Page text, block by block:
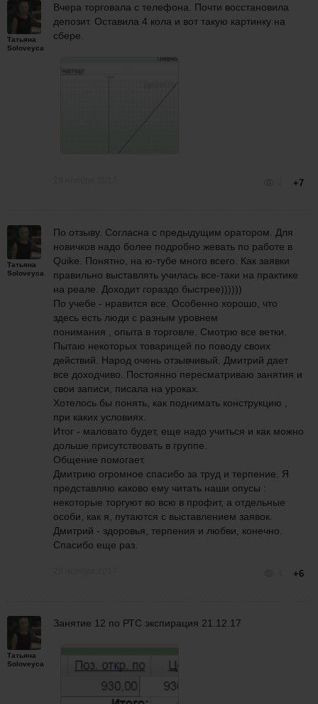
Татьяна
Soloveyca
Вчера торговала с телефона. Почти восстановила
депозит. Оставила 4 кола и вот такую картинку на
сбере.
+7
Татьяна
Soloveyca
По отзыву. Согласна с предыдущим оратором. Для
новичков надо более подробно жевать по работе в
Quike. Понятно, на ю-тубе много всего. Как заявки
правильно выставлять училась все-таки на практике
на реале. Доходит гораздо быстрее))))))
По учебе - нравится все. Особенно хорошо, что
здесь есть люди с разным уровнем
понимания , опыта в торговле. Смотрю все ветки.
Пытаю некоторых товарищей по поводу своих
действий. Народ очень отзывчивый. Дмитрий дает
все доходчиво. Постоянно пересматриваю занятия и
свои записи, писала на уроках.
Хотелось бы понять, как поднимать конструкцию ,
при каких условиях.
Итог - маловато будет, еще надо учиться и как можно
дольше присутствовать в группе.
Общение помогает.
Дмитрию огромное спасибо за труд и терпение. Я
представляю каково ему читать наши опусы :
некоторые торгуют во всю в профит, а отдельные
особи, как я, путаются с выставлением заявок.
Дмитрий - здоровья, терпения и любви, конечно.
Спасибо еще раз.
+6
Татьяна
Soloveyca
Занятие 12 по РТС экспирация 21.12.17